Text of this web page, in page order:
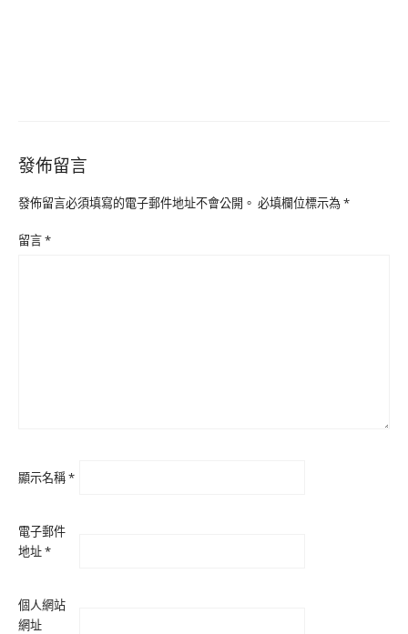
發佈留言
發佈留言必須填寫的電子郵件地址不會公開。 必填欄位標示為*
留言*
顯示名稱*
電子郵件
地址*
個人網站
網址